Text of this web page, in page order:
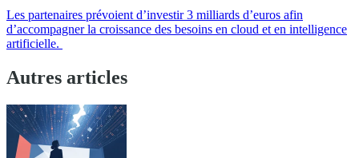
Les partenaires prévoient d’investir 3 milliards d’euros afin
d’accompagner la croissance des besoins en cloud et en intelligence
artificielle.
Autres articles